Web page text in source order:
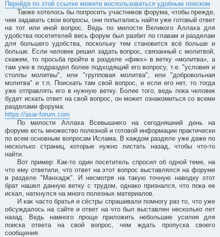
Перейдя по этой ссылке можете воспользоваться удобным поиском
Также хотелось бы попросить участников форума, чтобы прежде,
чем задавать свои вопросы, они попытались найти уже готовый ответ
на тот или иной вопрос. Ведь по милости Великого Аллаха для
удобства посетителей весь форум был разбит по главам и разделам
для большего удобства, поскольку тем становится всё больше и
больше. Если человек решил задать вопрос, связанный с молитвой,
скажем, то просьба пройти в разделе «фикх» в ветку «молитва», а
там уже в подраздел более подходящий его вопросу, т.е. "условия и
столпы молитвы", или "групповая молитва", или "добровольная
молитва" и т.п. Поискать там свой вопрос, и если его нет, то тогда
уже отправлять его в нужную ветку. Более того, ведь пока человек
будет искать ответ на свой вопрос, он может ознакомиться со всеми
разделами форума:
https://asar-forum.com
По милости Аллаха Всевышнего на сегодняшний день на
форуме есть множество полезной и готовой информации практически
по всем основным вопросам Ислама. В каждом разделе уже даже по
несколько страниц, которые нужно листать назад, чтобы что-то
найти.
Вот пример: Как-то один посетитель спросил об одной теме, на
что ему ответили, что ответ на этот вопрос выставлялся на форуме
в разделе "Манхадж". И несмотря на такую точную наводку этот
брат нашел данную ветку с трудом, однако признался, что пока ее
искал, наткнулся на много полезных материалов.
И как часто братья и сёстры спрашивали помногу раз то, что уже
обсуждалось на сайте и ответ на что был выставлен несколько лет
назад. Ведь намного проще приложить небольшие усилия для
поиска ответа на свой вопрос, чем ждать пропуска своего
сообщения.